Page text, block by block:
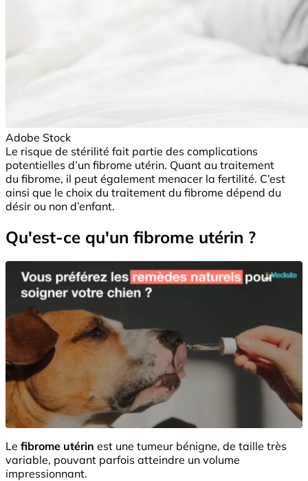
Adobe Stock
Le risque de stérilité fait partie des complications
potentielles d’un fibrome utérin. Quant au traitement
du fibrome, il peut également menacer la fertilité. C’est
ainsi que le choix du traitement du fibrome dépend du
désir ou non d’enfant.
Qu'est-ce qu'un fibrome utérin ?
Le fibrome utérin est une tumeur bénigne, de taille très
variable, pouvant parfois atteindre un volume
impressionnant.